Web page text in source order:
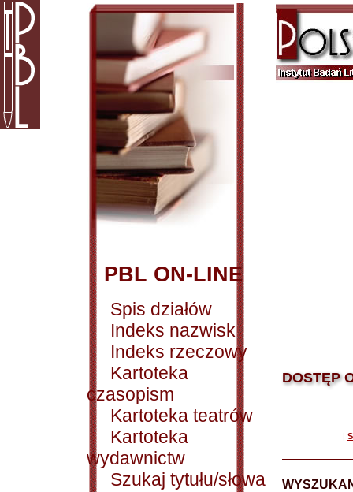
PBL ON-LINE
Spis działów
Indeks nazwisk
Indeks rzeczowy
Kartoteka
czasopism
Kartoteka teatrów
Kartoteka
wydawnictw
Szukaj tytułu/słowa
DOSTĘP
|